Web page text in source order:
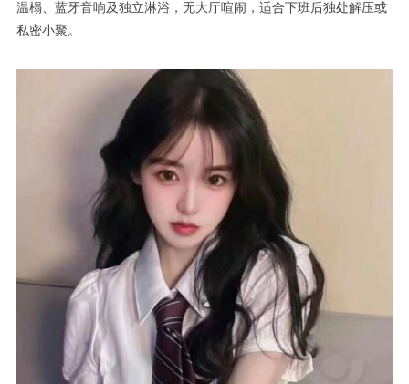
温榻、蓝牙音响及独立淋浴，无大厅喧闹，适合下班后独处解压或
私密小聚。